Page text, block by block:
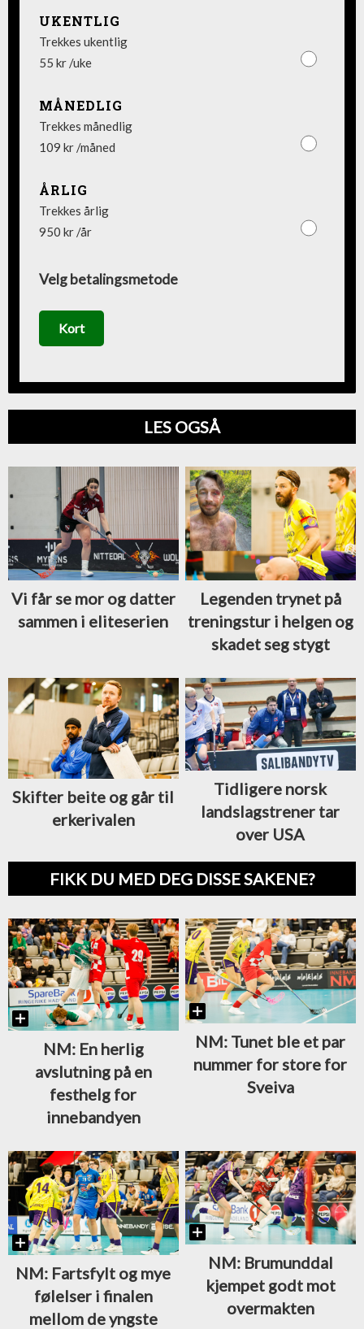
UKENTLIG
Trekkes ukentlig
55 kr /uke
MÅNEDLIG
Trekkes månedlig
109 kr /måned
ÅRLIG
Trekkes årlig
950 kr /år
Velg betalingsmetode
Kort
LES OGSÅ
Vi får se mor og datter
sammen i eliteserien
Legenden trynet på
treningstur i helgen og
skadet seg stygt
Skifter beite og går til
erkerivalen
Tidligere norsk
landslagstrener tar
over USA
FIKK DU MED DEG DISSE SAKENE?
NM: En herlig
avslutning på en
festhelg for
innebandyen
NM: Tunet ble et par
nummer for store for
Sveiva
NM: Fartsfylt og mye
følelser i finalen
mellom de yngste
NM: Brumunddal
kjempet godt mot
overmakten